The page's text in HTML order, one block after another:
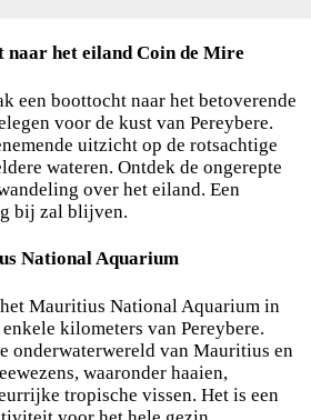
naar het eiland Coin de Mire
een boottocht naar het betoverende
voor de kust van Pereybere.
uitzicht op de rotsachtige
wateren. Ontdek de ongerepte
over het eiland. Een
bij zal blijven.
National Aquarium
Mauritius National Aquarium in
kilometers van Pereybere.
onderwaterwereld van Mauritius en
waaronder haaien,
tropische vissen. Het is een